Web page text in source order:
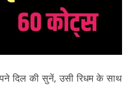
दिल की सुनें, उसी रिधम के साथ